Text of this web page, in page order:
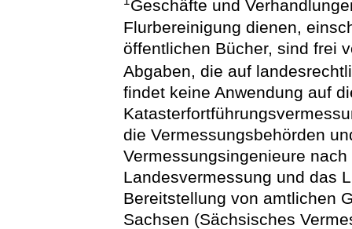
Geschäfte und
Flurbereinigung dienen,
öffentlichen Bücher, sind frei
Abgaben, die auf
findet keine Anwendung auf
die Vermessungsbehörden
Vermessungsingenieure
Landesvermessung und das
Bereitstellung von amtlichen
Sachsen (Sächsisches